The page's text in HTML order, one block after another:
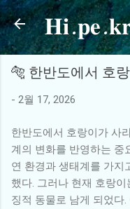
기본
🐅 한반도에서 호
- 2월 17, 2026
한반도에서 호랑이가 사
계의 변화를 반영하는 중
연 환경과 생태계를 가지
했다. 그러나 현재 호랑
징적 동물로 남게 되었다